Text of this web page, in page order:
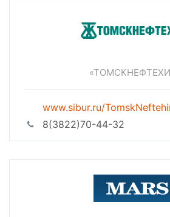
www.sibur.ru/
8(3822)70-44-32